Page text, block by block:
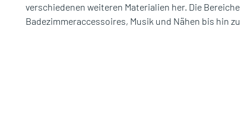
verschiedenen weiteren Materialien her. Die
Badezimmeraccessoires, Musik und Nähen bis hin